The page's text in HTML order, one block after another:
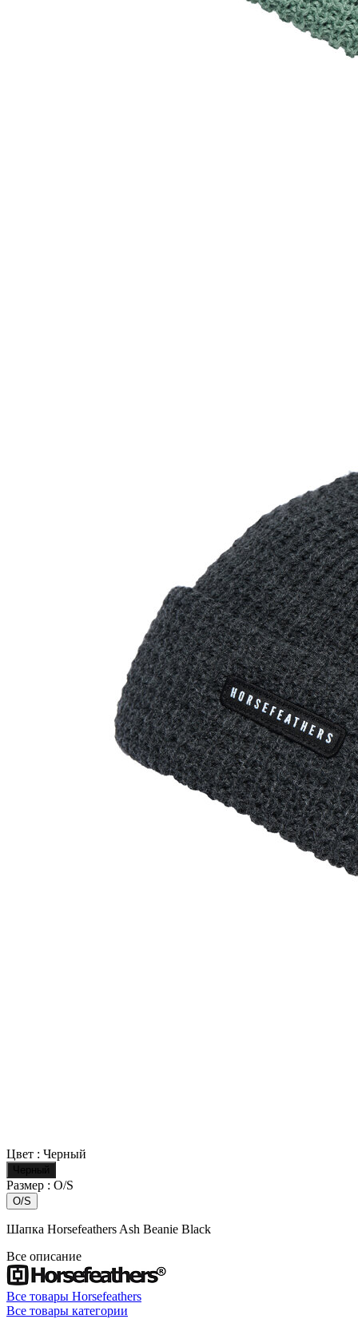
Цвет : Черный
Черный
Размер : O/S
O/S
Шапка Horsefeathers Ash Beanie Black
Все описание
Все товары Horsefeathers
Все товары категории